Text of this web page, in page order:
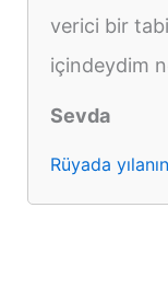
verici bir
içindeydim
Sevda
Rüyada